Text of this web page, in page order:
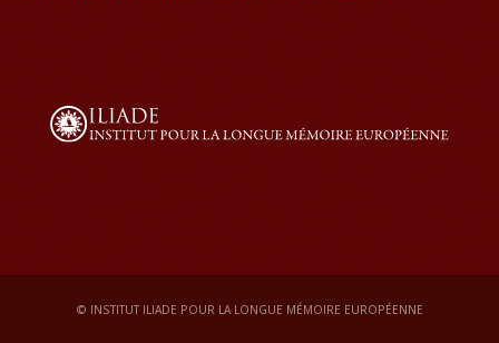
© INSTITUT ILIADE POUR LA LONGUE MÉMOIRE EUROPÉENNE